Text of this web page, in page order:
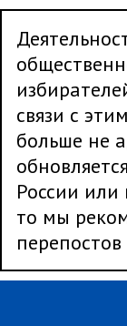
связи с
больше не
России или
то мы
перепостов